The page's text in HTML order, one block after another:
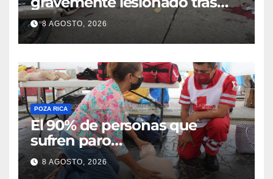
choque en la colonia Ricardo
Flores Magón
8 AGOSTO, 2026
POZA RICA
El 90% de personas que
sufren paro
cardiorrespiratorio mueren
8 AGOSTO, 2026